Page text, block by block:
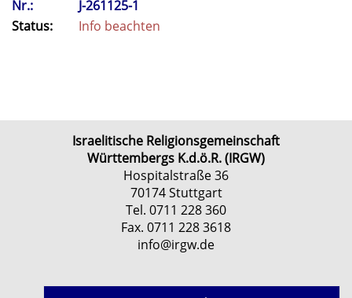
Nr.:
J-261125-1
Status:
Info beachten
Israelitische Religionsgemeinschaft
Württembergs K.d.ö.R. (IRGW)
Hospitalstraße 36
70174 Stuttgart
Tel. 0711 228 360
Fax. 0711 228 3618
info@irgw.de